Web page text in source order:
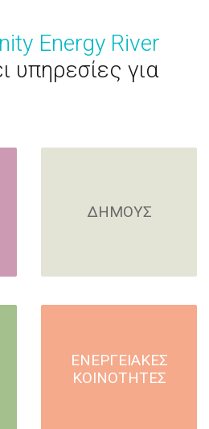
Energy River
υπηρεσίες για
ΔΗΜΟΥΣ
ΕΝΕΡΓΕΙΑΚΕΣ
ΚΟΙΝΟΤΗΤΕΣ